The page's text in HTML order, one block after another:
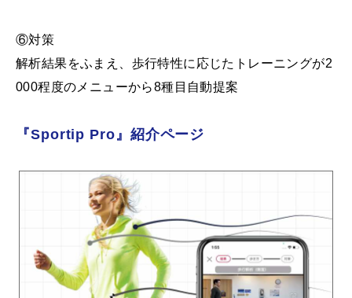
⑥対策
解析結果をふまえ、歩行特性に応じたトレーニングが2
000程度のメニューから8種目自動提案
『Sportip Pro』紹介ページ